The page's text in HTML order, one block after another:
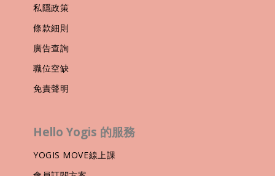
私隱政策
條款細則
廣告查詢
職位空缺
免責聲明
Hello Yogis 的服務
YOGIS MOVE線上課